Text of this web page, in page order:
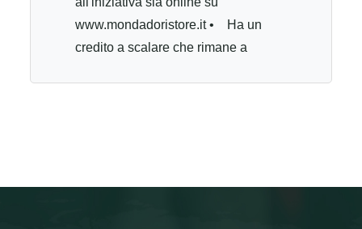
www.mondadoristore.it • Ha un
credito a scalare che rimane a